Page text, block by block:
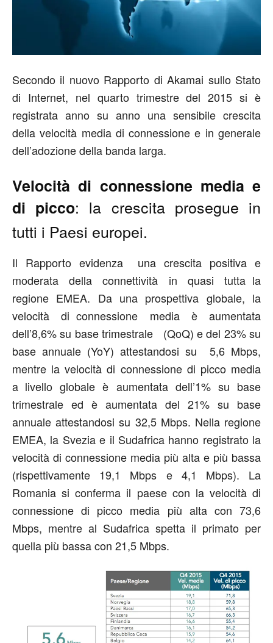
Secondo il nuovo Rapporto di Akamai sullo Stato
di Internet, nel quarto trimestre del 2015 si è
registrata anno su anno una sensibile crescita
della velocità media di connessione e in generale
dell’adozione della banda larga.
Velocità di connessione media e
di picco: la crescita prosegue in
tutti i Paesi europei.
Il Rapporto evidenza una crescita positiva e
moderata della connettività in quasi tutta la
regione EMEA. Da una prospettiva globale, la
velocità di connessione media è aumentata
dell’8,6% su base trimestrale (QoQ) e del 23% su
base annuale (YoY) attestandosi su 5,6 Mbps,
mentre la velocità di connessione di picco media
a livello globale è aumentata dell’1% su base
trimestrale ed è aumentata del 21% su base
annuale attestandosi su 32,5 Mbps. Nella regione
EMEA, la Svezia e il Sudafrica hanno registrato la
velocità di connessione media più alta e più bassa
(rispettivamente 19,1 Mbps e 4,1 Mbps). La
Romania si conferma il paese con la velocità di
connessione di picco media più alta con 73,6
Mbps, mentre al Sudafrica spetta il primato per
quella più bassa con 21,5 Mbps.